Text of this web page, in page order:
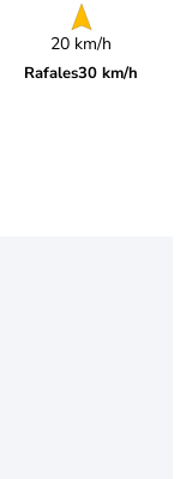
20 km/h
Rafales30 km/h